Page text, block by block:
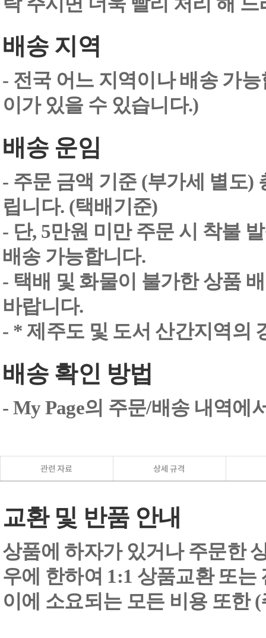
배송 지역
- 전국 어느 지역이나 배송 가
이가 있을 수 있습니다.)
배송 운임
- 주문 금액 기준 (부가세 별도)
립니다. (택배기준)
- 단, 5만원 미만 주문 시 착불
배송 가능합니다.
- 택배 및 화물이 불가한 상품
바랍니다.
- * 제주도 및 도서 산간지역의
배송 확인 방법
- My Page의 주문/배송 내역에
교환 및 반품 안내
상품에 하자가 있거나 주문한
우에 한하여 1:1 상품교환 또는
이에 소요되는 모든 비용 또한